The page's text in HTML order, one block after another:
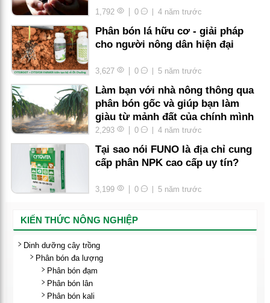
1,792 0 4 năm trước
Phân bón lá hữu cơ - giải pháp
cho người nông dân hiện đại
3,627 0 5 năm trước
Làm bạn với nhà nông thông qua
phân bón gốc và giúp bạn làm
giàu từ mảnh đất của chính mình
2,293 0 4 năm trước
Tại sao nói FUNO là địa chỉ cung
cấp phân NPK cao cấp uy tín?
3,199 0 5 năm trước
KIẾN THỨC NÔNG NGHIỆP
Dinh dưỡng cây trồng
Phân bón đa lượng
Phân bón đạm
Phân bón lân
Phân bón kali